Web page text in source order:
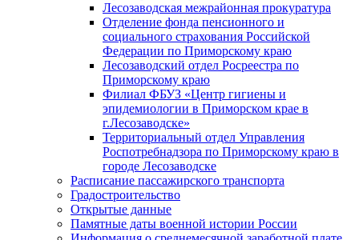
Лесозаводская межрайонная прокуратура
Отделение фонда пенсионного и
социального страхования Российской
Федерации по Приморскому краю
Лесозаводский отдел Росреестра по
Приморскому краю
Филиал ФБУЗ «Центр гигиены и
эпидемиологии в Приморском крае в
г.Лесозаводске»
Территориальный отдел Управления
Роспотребнадзора по Приморскому краю в
городе Лесозаводске
Расписание пассажирского транспорта
Градостроительство
Открытые данные
Памятные даты военной истории России